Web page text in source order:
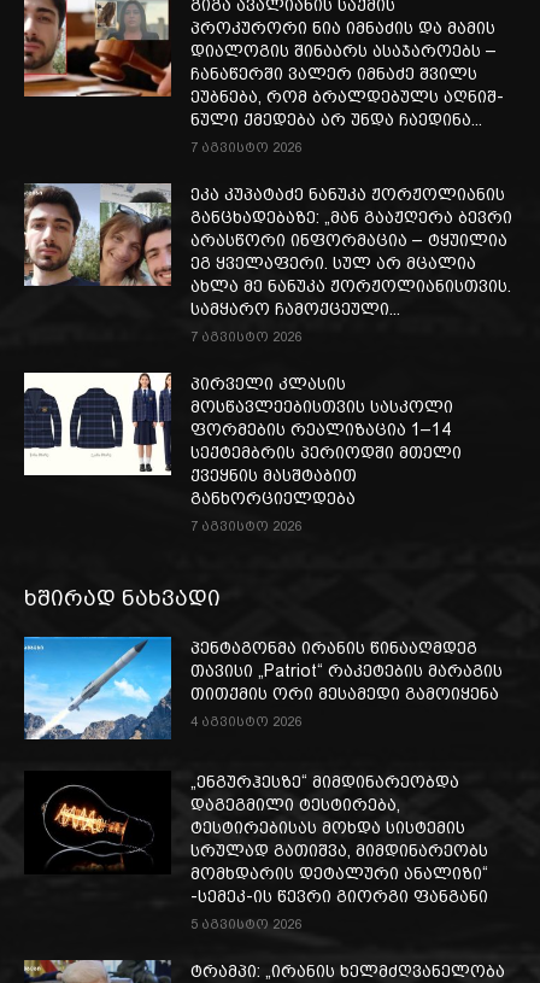
გიგა ავალიანის საქმის
პროკურორი ნია იმნაძის და მამის
დიალოგის შინაარს ასაჯაროებს –
ჩა­ნა­წერ­ში ვა­ლერ იმ­ნა­ძე შვილს
ეუბ­ნე­ბა, რომ ბრალ­დე­ბულს აღ­ნიშ­
ნუ­ლი ქმე­დე­ბა არ უნდა ჩა­ე­დი­ნა...
7 აგვისტო 2026
ეკა კუპატაძე ნანუკა ჟორჟოლიანის
განცხადებაზე: „მან გააჟღერა ბევრი
არასწორი ინფორმაცია – ტყუილია
ეგ ყველაფერი. სულ არ მცალია
ახლა მე ნანუკა ჟორჟოლიანისთვის.
სამყარო ჩამოქცეული...
7 აგვისტო 2026
პირველი კლასის
მოსწავლეებისთვის სასკოლი
ფორმების რეალიზაცია 1–14
სექტემბრის პერიოდში მთელი
ქვეყნის მასშტაბით
განხორციელდება
7 აგვისტო 2026
ხშირად ნახვადი
პენტაგონმა ირანის წინააღმდეგ
თავისი „Patriot“ რაკეტების მარაგის
თითქმის ორი მესამედი გამოიყენა
4 აგვისტო 2026
„ენგურჰესზე“ მიმდინარეობდა
დაგეგმილი ტესტირება,
ტესტირებისას მოხდა სისტემის
სრულად გათიშვა, მიმდინარეობს
მომხდარის დეტალური ანალიზი“
-სემეკ-ის წევრი გიორგი ფანგანი
5 აგვისტო 2026
ტრამპი: „ირანის ხელმძღვანელობა